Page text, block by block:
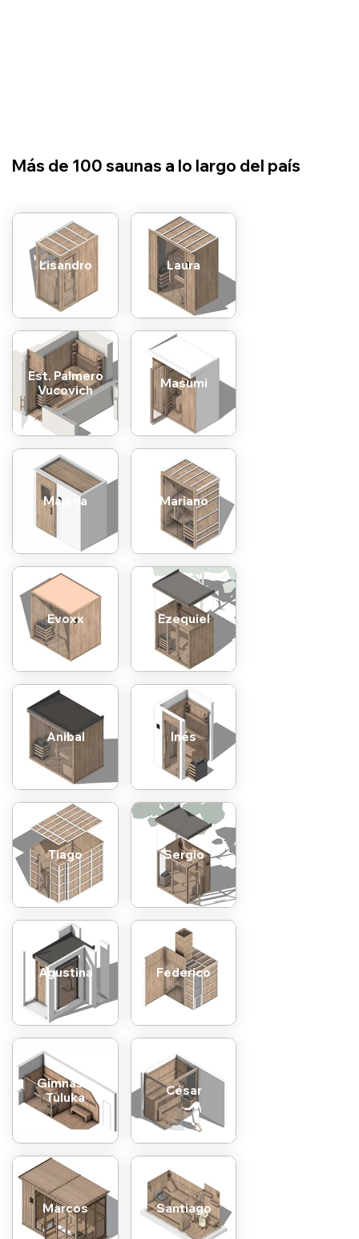
​Más de 100 saunas a lo largo del país
Lisandro Laura
Est. Palmero
Vucovich
Masumi
Malena Mariano
Evoxx Ezequiel
Anibal Inés
Tiago Sergio
Agustina Federico
Gimnasio
Tuluka
César
Marcos Santiago